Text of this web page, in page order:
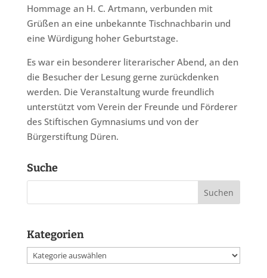
Hommage an H. C. Artmann, verbunden mit
Grüßen an eine unbekannte Tischnachbarin und
eine Würdigung hoher Geburtstage.
Es war ein besonderer literarischer Abend, an den
die Besucher der Lesung gerne zurückdenken
werden. Die Veranstaltung wurde freundlich
unterstützt vom Verein der Freunde und Förderer
des Stiftischen Gymnasiums und von der
Bürgerstiftung Düren.
Suche
Kategorien
Kategorien